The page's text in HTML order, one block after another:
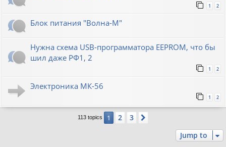
1 2
Блок питания "Волна-М"
Нужна схема USB-программатора EEPROM, что бы
шил даже РФ1, 2
1 2
Электроника МК-56
1 2
113 topics 1 2 3
Jump to